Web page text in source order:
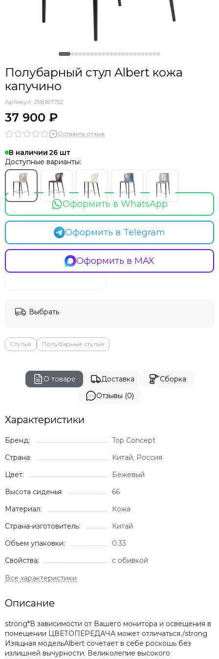
Полубарный стул Albert кожа
капучино
Артикул: 298187752
37 900 ₽
Оставить отзыв
В наличии26
Доступные варианты:
Оформить в WhatsApp
Оформить в Telegram
Оформить в MAX
Выбрать
Стулья Полубарные стулья
О товаре Доставка
Сборка
Отзывы (0)
Характеристики
Бренд:
Top Concept
Страна:
Китай, Россия
Цвет:
Бежевый
Высота сиденья:
66
Материал:
Кожа
Страна-изготовитель:
Китай
Объем упаковки:
0.33
Свойства:
с обивкой
Описание
strong*В зависимости от Вашего монитора и освещения в
помещении ЦВЕТОПЕРЕДАЧА может отличаться./strong
Изящная модельAlbert сочетает в себе роскошь без
излишней вычурности. Великолепие высокого